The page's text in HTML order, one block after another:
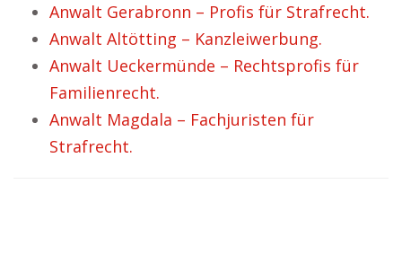
Anwalt Gerabronn – Profis für Strafrecht.
Anwalt Altötting – Kanzleiwerbung.
Anwalt Ueckermünde – Rechtsprofis für
Familienrecht.
Anwalt Magdala – Fachjuristen für
Strafrecht.